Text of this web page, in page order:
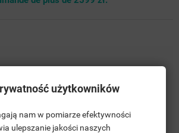
użytkowników
nam w pomiarze efektywności
ulepszanie jakości naszych